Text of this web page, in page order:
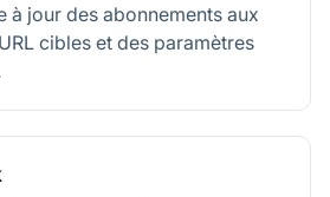
à jour des abonnements aux
cibles et des paramètres